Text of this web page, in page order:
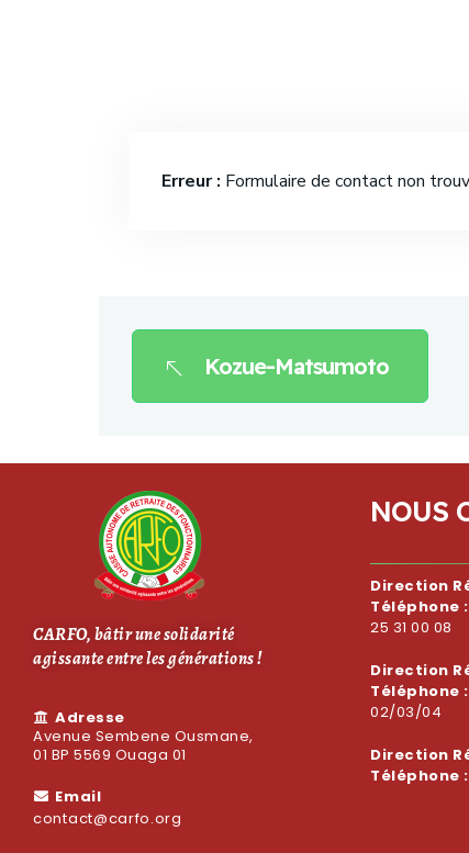
Erreur : Formulaire de contact non
Kozue-Matsumoto
CARFO, bâtir une solidarité
agissante entre les générations !
Adresse
Avenue Sembene Ousmane,
01 BP 5569 Ouaga 01
Email
contact@carfo.org
NOUS
Direction
Téléphone :
25 31 00 08
Direction
Téléphone :
02/03/04
Direction
Téléphone :